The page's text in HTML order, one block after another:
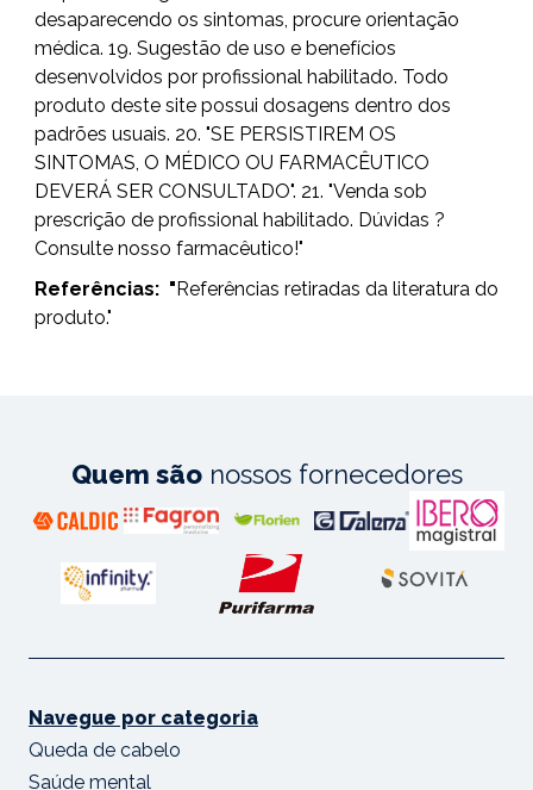
desaparecendo os sintomas, procure orientação
médica. 19. Sugestão de uso e benefícios
desenvolvidos por profissional habilitado. Todo
produto deste site possui dosagens dentro dos
padrões usuais. 20. "SE PERSISTIREM OS
SINTOMAS, O MÉDICO OU FARMACÊUTICO
DEVERÁ SER CONSULTADO". 21. "Venda sob
prescrição de profissional habilitado. Dúvidas ?
Consulte nosso farmacêutico!"
Referências: "Referências retiradas da literatura do
produto."
Quem sãonossos fornecedores
Navegue por categoria
Queda de cabelo
Saúde mental